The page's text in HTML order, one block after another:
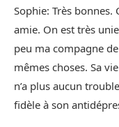
Sophie: Très
amie. On est très
peu ma compagne
mêmes choses. Sa
n’a plus aucun
fidèle à son